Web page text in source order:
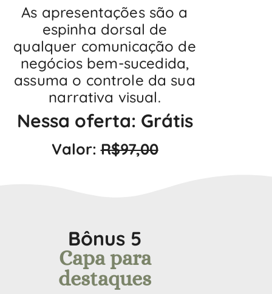
As apresentações são a
espinha dorsal de
qualquer comunicação de
negócios bem-sucedida,
assuma o controle da sua
narrativa visual.
Nessa oferta: Grátis
Valor:R$97,00
Bônus 5
Capa para
destaques